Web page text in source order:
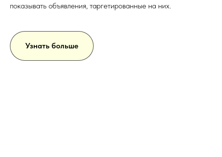
показывать объявления, таргетированные на них.
Узнать больше